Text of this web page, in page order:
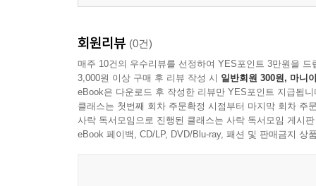
회원리뷰 (0건)
매주 10건의 우수리뷰를 선정하여 YES포인트 3만원을 드
3,000원 이상 구매 후 리뷰 작성 시 일반회원 300원, 마니
eBook은 다운로드 후 작성한 리뷰만 YES포인트 지급됩니
클래스는 첫번째 회차 주문확정 시점부터 마지막 회차 주
사락 독서모임으로 진행된 클래스는 사락 독서모임 게시
eBook 페이백, CD/LP, DVD/Blu-ray, 패션 및 판매금지 상